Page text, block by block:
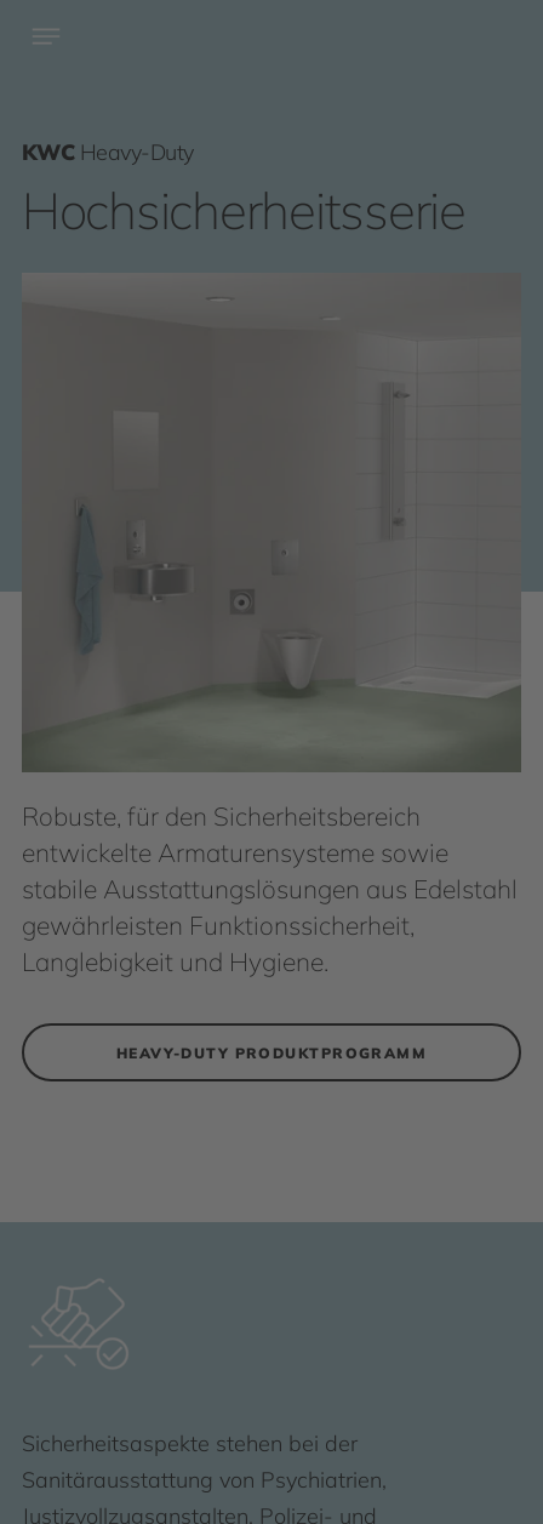
KWC Heavy-Duty
Hochsicherheitsserie
Robuste, für den Sicherheitsbereich
entwickelte Armaturensysteme sowie
stabile Ausstattungslösungen aus Edelstahl
gewährleisten Funktionssicherheit,
Langlebigkeit und Hygiene.
HEAVY-DUTY PRODUKTPROGRAMM
Sicherheitsaspekte stehen bei der
Sanitärausstattung von Psychiatrien,
Justizvollzugsanstalten, Polizei- und